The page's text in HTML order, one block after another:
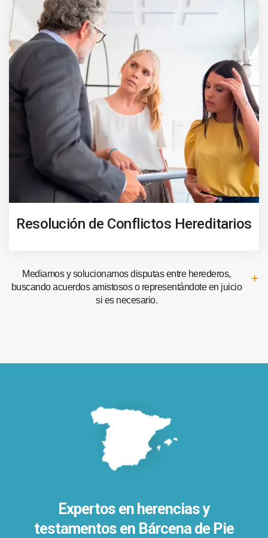
Resolución de Conflictos Hereditarios
Mediamos y solucionamos disputas entre herederos,
buscando acuerdos amistosos o representándote en juicio
si es necesario.
Expertos en herencias y
testamentos en Bárcena de Pie